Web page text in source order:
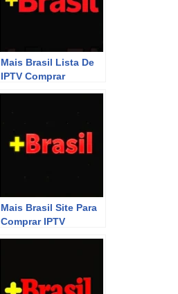
Mais Brasil Lista De
IPTV Comprar
Mais Brasil Site Para
Comprar IPTV